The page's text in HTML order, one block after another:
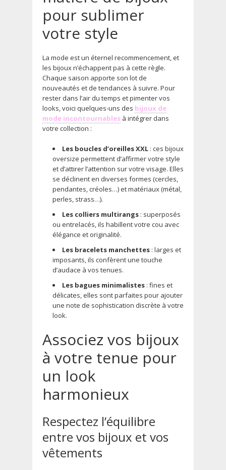
pour sublimer
votre style
La mode est un éternel recommencement, et
les bijoux n’échappent pas à cette règle.
Chaque saison apporte son lot de
nouveautés et de tendances à suivre. Pour
rester dans l’air du temps et pimenter vos
looks, voici quelques-uns des bijoux de
mode incontournables à intégrer dans
votre collection :
Les boucles d’oreilles XXL : ces bijoux
oversize permettent d’affirmer votre style
et d’attirer l’attention sur votre visage. Elles
se déclinent en diverses formes (cercles,
pendantes, créoles…) et matériaux (métal,
perles, strass…).
Les colliers multirangs : superposés
ou entrelacés, ils habillent votre cou avec
élégance et originalité.
Les bracelets manchettes : larges et
imposants, ils confèrent une touche
d’audace à vos tenues.
Les bagues minimalistes : fines et
délicates, elles sont parfaites pour ajouter
une note de sophistication discrète à votre
look.
Associez vos bijoux
à votre tenue pour
un look
harmonieux
Respectez l’équilibre
entre vos bijoux et vos
vêtements